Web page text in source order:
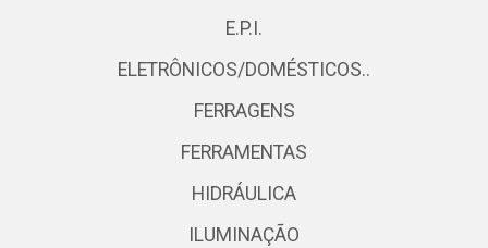
E.P.I.
ELETRÔNICOS/DOMÉSTICOS..
FERRAGENS
FERRAMENTAS
HIDRÁULICA
ILUMINAÇÃO